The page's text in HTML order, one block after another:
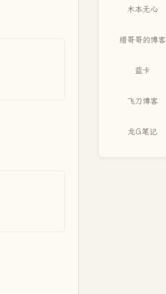
木本无心
缙哥哥的博客
蓝卡
飞刀博客
龙G笔记